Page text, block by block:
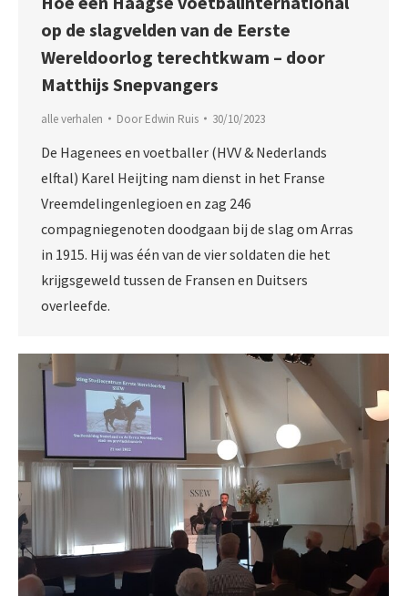
op de slagvelden van de Eerste
Wereldoorlog terechtkwam – door
Matthijs Snepvangers
alle verhalen DoorEdwin Ruis 30/10/2023
De Hagenees en voetballer (HVV & Nederlands
elftal) Karel Heijting nam dienst in het Franse
Vreemdelingenlegioen en zag 246
compagniegenoten doodgaan bij de slag om Arras
in 1915. Hij was één van de vier soldaten die het
krijgsgeweld tussen de Fransen en Duitsers
overleefde.